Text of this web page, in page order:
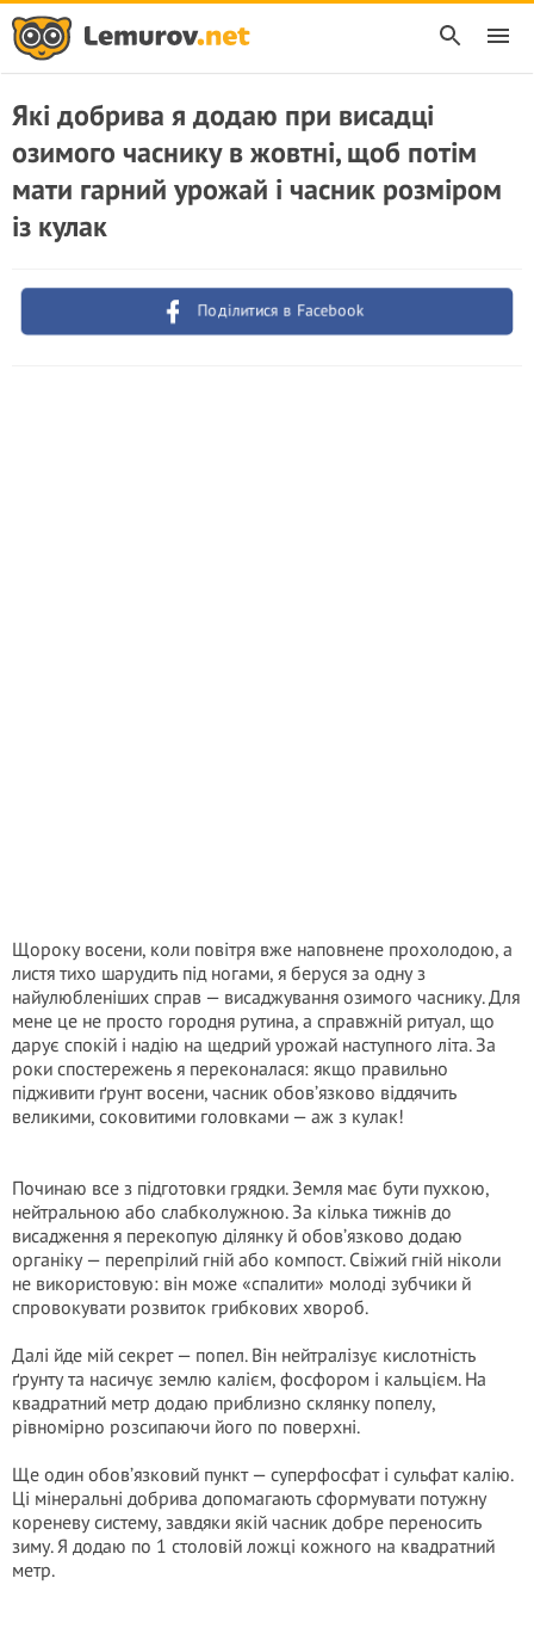
Які добрива я додаю при висадці
озимого часнику в жовтні, щоб потім
мати гарний урожай і часник розміром
із кулак
Поділитися в Facebook
Щороку восени, коли повітря вже наповнене прохолодою, а
листя тихо шарудить під ногами, я беруся за одну з
найулюбленіших справ — висаджування озимого часнику. Для
мене це не просто городня рутина, а справжній ритуал, що
дарує спокій і надію на щедрий урожай наступного літа. За
роки спостережень я переконалася: якщо правильно
підживити ґрунт восени, часник обов’язково віддячить
великими, соковитими головками — аж з кулак!
Починаю все з підготовки грядки. Земля має бути пухкою,
нейтральною або слабколужною. За кілька тижнів до
висадження я перекопую ділянку й обов’язково додаю
органіку — перепрілий гній або компост. Свіжий гній ніколи
не використовую: він може «спалити» молоді зубчики й
спровокувати розвиток грибкових хвороб.
Далі йде мій секрет — попел. Він нейтралізує кислотність
ґрунту та насичує землю калієм, фосфором і кальцієм. На
квадратний метр додаю приблизно склянку попелу,
рівномірно розсипаючи його по поверхні.
Ще один обов’язковий пункт — суперфосфат і сульфат калію.
Ці мінеральні добрива допомагають сформувати потужну
кореневу систему, завдяки якій часник добре переносить
зиму. Я додаю по 1 столовій ложці кожного на квадратний
метр.